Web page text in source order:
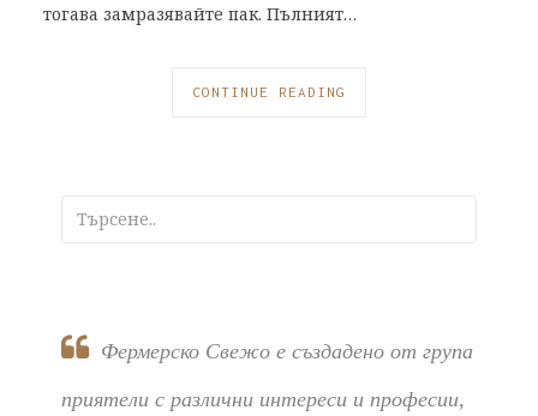
тогава замразявайте пак. Пълният…
CONTINUE READING
Фермерско Свежо е създадено от група
приятели с различни интереси и професии,